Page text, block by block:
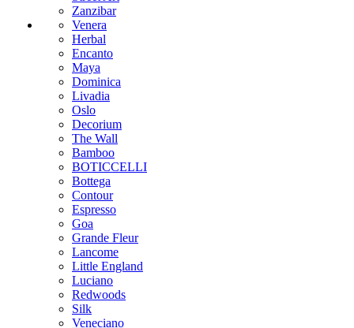
Zanzibar
Venera
Herbal
Encanto
Maya
Dominica
Livadia
Oslo
Decorium
The Wall
Bamboo
BOTICCELLI
Bottega
Contour
Espresso
Goa
Grande Fleur
Lancome
Little England
Luciano
Redwoods
Silk
Veneciano